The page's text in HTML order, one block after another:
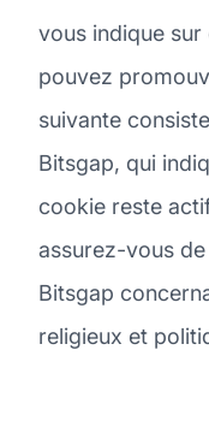
vous indique
pouvez
suivante
Bitsgap, qui
cookie reste
assurez-vous
Bitsgap
religieux et